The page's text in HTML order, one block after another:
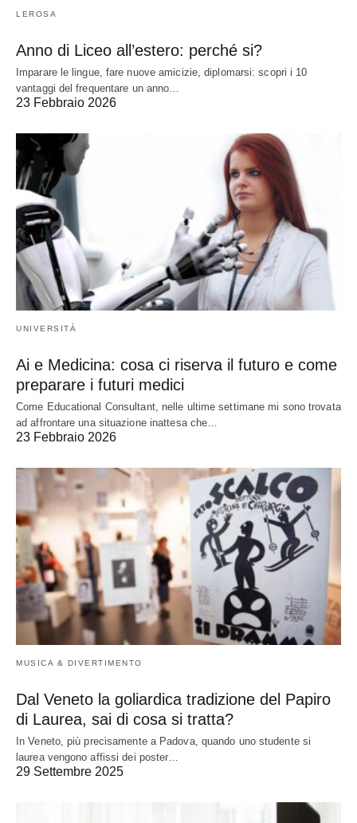
LEROSA
Anno di Liceo all’estero: perché si?
Imparare le lingue, fare nuove amicizie, diplomarsi: scopri i 10
vantaggi del frequentare un anno…
23 Febbraio 2026
UNIVERSITÀ
Ai e Medicina: cosa ci riserva il futuro e come
preparare i futuri medici
Come Educational Consultant, nelle ultime settimane mi sono trovata
ad affrontare una situazione inattesa che…
23 Febbraio 2026
MUSICA & DIVERTIMENTO
Dal Veneto la goliardica tradizione del Papiro
di Laurea, sai di cosa si tratta?
In Veneto, più precisamente a Padova, quando uno studente si
laurea vengono affissi dei poster…
29 Settembre 2025